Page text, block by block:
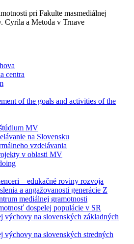
pri Fakulte masmediálnej
Cyrila a Metoda v Trnave
centra
of the goals and activities of the
MV
na Slovensku
vzdelávania
v oblasti MV
– edukačné roviny rozvoja
a angažovanosti generácie Z
mediálnej gramotnosti
dospelej populácie v SR
výchovy na slovenských základných
výchovy na slovenských stredných